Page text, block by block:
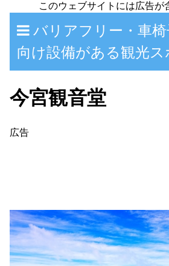
バリアフリー・車
向け設備がある観光ス
今宮観音堂
広告